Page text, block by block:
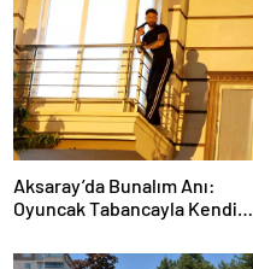
Aksaray’da Bunalım Anı:
Oyuncak Tabancayla Kendine